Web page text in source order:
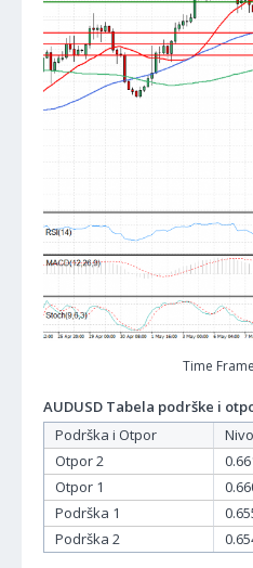
Time
AUDUSD Tabela podrške i
Podrška i Otpor
Nivo
Otpor 2
Otpor 1
Podrška 1
Podrška 2